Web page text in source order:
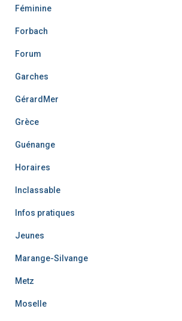
Féminine
Forbach
Forum
Garches
GérardMer
Grèce
Guénange
Horaires
Inclassable
Infos pratiques
Jeunes
Marange-Silvange
Metz
Moselle